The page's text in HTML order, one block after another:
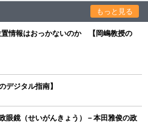
もっと見る
置情報はおっかないのか 【岡嶋教授の
ジタル指南】
鏡（せいがんきょう）－本田雅俊の政